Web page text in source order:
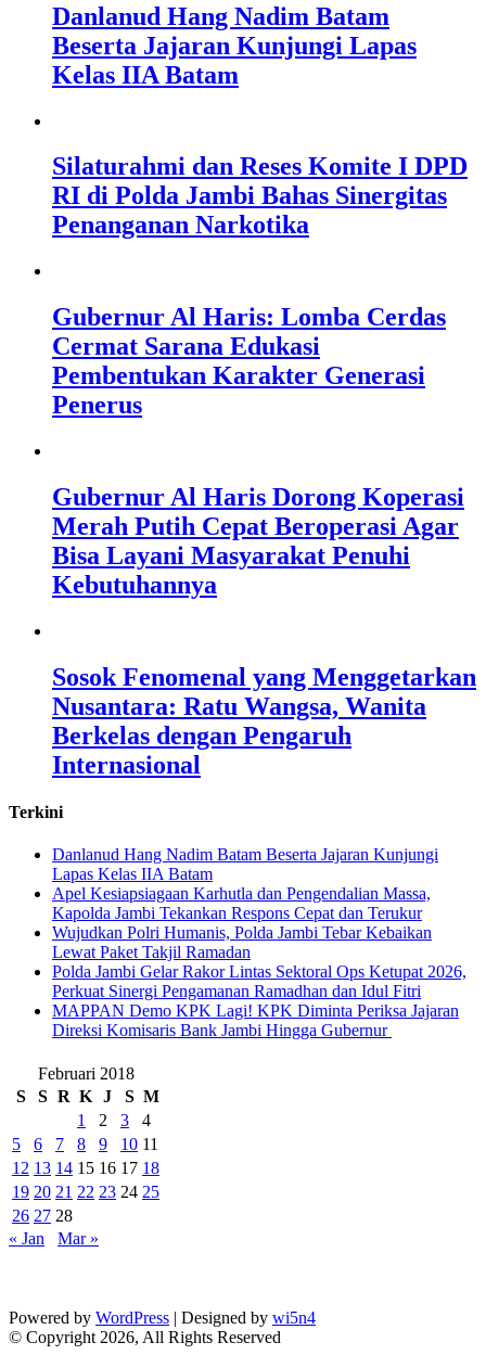
Danlanud Hang Nadim Batam
Beserta Jajaran Kunjungi Lapas
Kelas IIA Batam
Silaturahmi dan Reses Komite I DPD
RI di Polda Jambi Bahas Sinergitas
Penanganan Narkotika
Gubernur Al Haris: Lomba Cerdas
Cermat Sarana Edukasi
Pembentukan Karakter Generasi
Penerus
Gubernur Al Haris Dorong Koperasi
Merah Putih Cepat Beroperasi Agar
Bisa Layani Masyarakat Penuhi
Kebutuhannya
Sosok Fenomenal yang Menggetarkan
Nusantara: Ratu Wangsa, Wanita
Berkelas dengan Pengaruh
Internasional
Terkini
Danlanud Hang Nadim Batam Beserta Jajaran Kunjungi
Lapas Kelas IIA Batam
Apel Kesiapsiagaan Karhutla dan Pengendalian Massa,
Kapolda Jambi Tekankan Respons Cepat dan Terukur
Wujudkan Polri Humanis, Polda Jambi Tebar Kebaikan
Lewat Paket Takjil Ramadan
Polda Jambi Gelar Rakor Lintas Sektoral Ops Ketupat 2026,
Perkuat Sinergi Pengamanan Ramadhan dan Idul Fitri
‎MAPPAN Demo KPK Lagi! KPK Diminta Periksa Jajaran
Direksi Komisaris Bank Jambi Hingga Gubernur ‎
Februari 2018
S
S R K J S M
1
2 3
4
5
6 7 8 9 10 11
12 13 14 15 16 17 18
19 20 21 22 23 24 25
26 27 28
« Jan
Mar »
Powered by WordPress | Designed by wi5n4
© Copyright 2026, All Rights Reserved